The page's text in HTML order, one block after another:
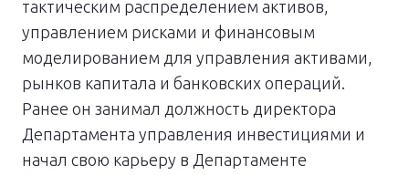
тактическим распределением активов,
управлением рисками и финансовым
моделированием для управления активами,
рынков капитала и банковских операций.
Ранее он занимал должность директора
Департамента управления инвестициями и
начал свою карьеру в Департаменте